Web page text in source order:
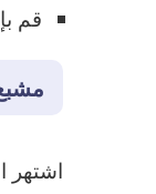
قم
اشتهر